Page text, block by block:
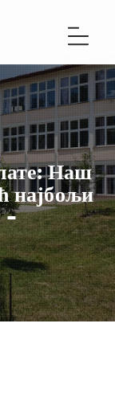
Наш
најбољи
-